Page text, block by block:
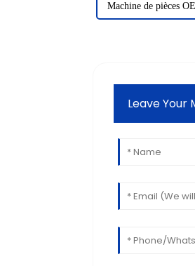
Machine de pièces
Leave Your